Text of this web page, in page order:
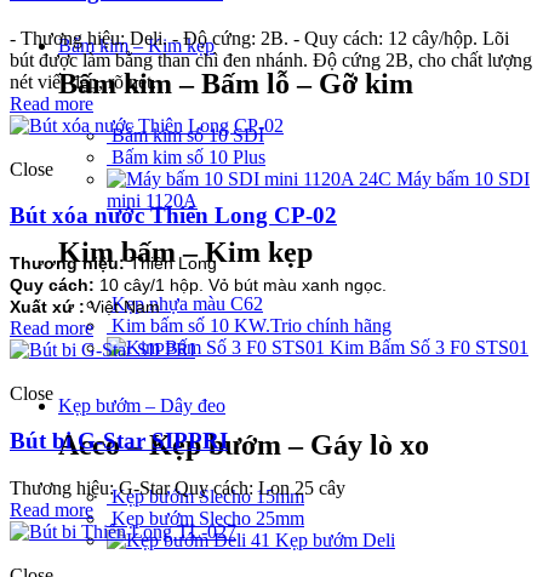
Bấm kim – Kim kẹp
Bấm kim – Bấm lỗ – Gỡ kim
Bấm kim số 10 SDI
Bấm kim số 10 Plus
Máy bấm 10 SDI
mini 1120A
Kim bấm – Kim kẹp
Kẹp nhựa màu C62
Kim bấm số 10 KW.Trio chính hãng
Kim Bấm Số 3 F0 STS01
Kẹp bướm – Dây đeo
Acco – Kẹp bướm – Gáy lò xo
Kẹp bướm Slecho 15mm
Kẹp bướm Slecho 25mm
Kẹp bướm Deli
- Thương hiệu: Deli. - Độ cứng: 2B. - Quy cách: 12 cây/hộp. Lõi
bút được làm bằng than chì đen nhánh. Độ cứng 2B, cho chất lượng
nét viết đẹp, rõ nét.
Read more
Close
Bút xóa nước Thiên Long CP-02
Thương hiệu:Thiên Long
Quy cách: 10 cây/1 hộp. Vỏ bút màu xanh ngọc.
Xuất xứ :Việt Nam
Read more
Close
Bút bi G-Star SIPPRI
Thương hiệu: G-Star Quy cách: Lon 25 cây
Read more